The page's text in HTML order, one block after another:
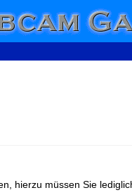
hierzu müssen Sie